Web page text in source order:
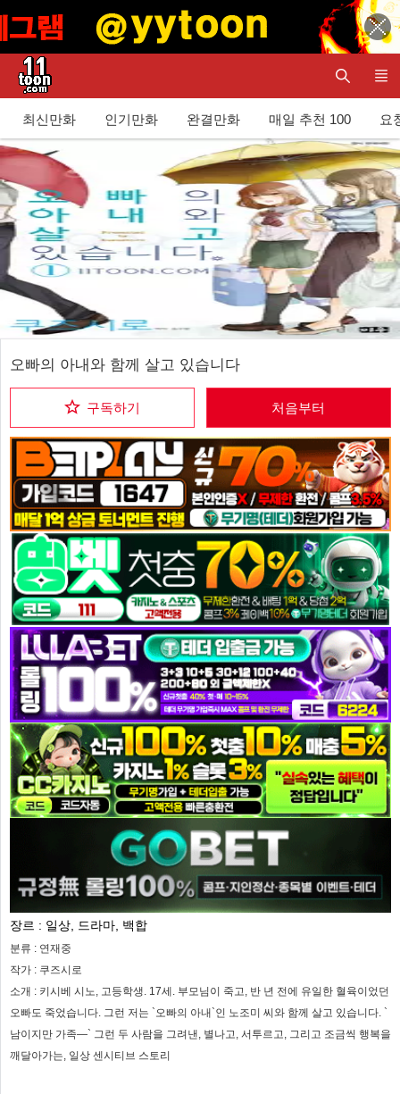
최신만화 인기만화 완결만화 매일 추천 100 요
오빠의 아내와 함께 살고 있습니다
구독하기 처음부터
장르 : 일상, 드라마, 백합
분류 : 연재중
작가 : 쿠즈시로
소개 : 키시베 시노, 고등학생. 17세. 부모님이 죽고, 반 년 전에 유일한 혈육이었던
오빠도 죽었습니다. 그런 저는 `오빠의 아내`인 노조미 씨와 함께 살고 있습니다. `
남이지만 가족―` 그런 두 사람을 그려낸, 별나고, 서투르고, 그리고 조금씩 행복을
깨달아가는, 일상 센시티브 스토리